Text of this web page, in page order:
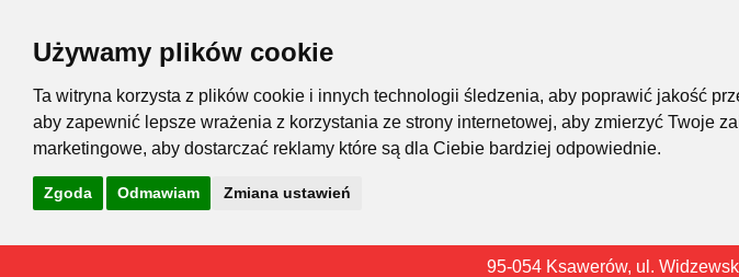
Używamy plików cookie
Ta witryna korzysta z plików cookie i innych technologii śledzenia, aby poprawić jakość
aby zapewnić lepsze wrażenia z korzystania ze strony internetowej, aby zmierzyć Twoje
marketingowe, aby dostarczać reklamy które są dla Ciebie bardziej odpowiednie.
Zgoda Odmawiam Zmiana ustawień
95-054 Ksawerów, ul.